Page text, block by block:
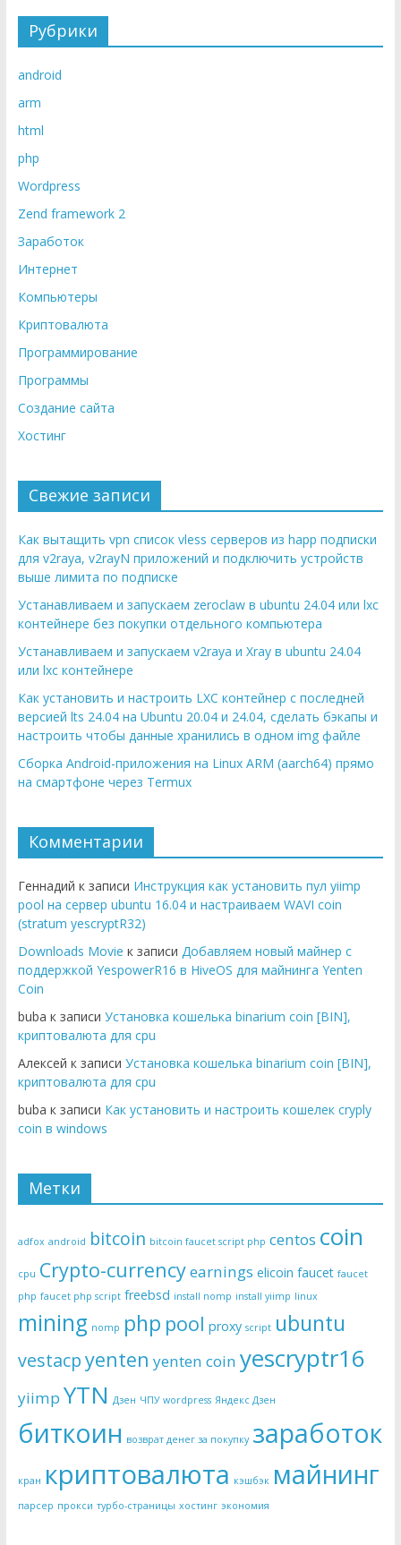
Рубрики
android
arm
html
php
Wordpress
Zend framework 2
Заработок
Интернет
Компьютеры
Криптовалюта
Программирование
Программы
Создание сайта
Хостинг
Свежие записи
Как вытащить vpn список vless серверов из happ подписки
для v2raya, v2rayN приложений и подключить устройств
выше лимита по подписке
Устанавливаем и запускаем zeroclaw в ubuntu 24.04 или lxc
контейнере без покупки отдельного компьютера
Устанавливаем и запускаем v2raya и Xray в ubuntu 24.04
или lxc контейнере
Как установить и настроить LXC контейнер с последней
версией lts 24.04 на Ubuntu 20.04 и 24.04, сделать бэкапы и
настроить чтобы данные хранились в одном img файле
Сборка Android-приложения на Linux ARM (aarch64) прямо
на смартфоне через Termux
Комментарии
Геннадий к записи Инструкция как установить пул yiimp
pool на сервер ubuntu 16.04 и настраиваем WAVI coin
(stratum yescryptR32)
Downloads Movie к записи Добавляем новый майнер с
поддержкой YespowerR16 в HiveOS для майнинга Yenten
Coin
buba к записи Установка кошелька binarium coin [BIN],
криптовалюта для cpu
Алексей к записи Установка кошелька binarium coin [BIN],
криптовалюта для cpu
buba к записи Как установить и настроить кошелек cryply
coin в windows
Метки
adfox android bitcoin bitcoin faucet script php centos coin
cpu Crypto-currencyearnings elicoin faucet faucet
php faucet php script freebsd install nomp install yiimp linux
mining nomp php pool proxy script ubuntu
vestacpyenten yenten coin yescryptr16
yiimp YTN Дзен ЧПУ wordpress Яндекс Дзен
биткоин возврат денег за покупку заработок
кран криптовалюта кэшбэк майнинг
парсер прокси турбо-страницы хостинг экономия